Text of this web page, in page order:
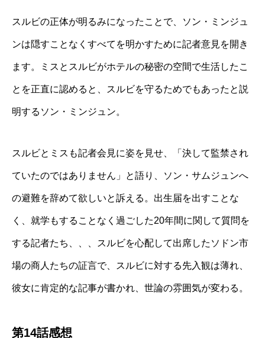
スルビの正体が明るみになったことで、ソン・ミンジュ
ンは隠すことなくすべてを明かすために記者意見を開き
ます。ミスとスルビがホテルの秘密の空間で生活したこ
とを正直に認めると、スルビを守るためでもあったと説
明するソン・ミンジュン。
スルビとミスも記者会見に姿を見せ、「決して監禁され
ていたのではありません」と語り、ソン・サムジュンへ
の避難を辞めて欲しいと訴える。出生届を出すことな
く、就学もすることなく過ごした20年間に関して質問を
する記者たち、、、スルビを心配して出席したソドン市
場の商人たちの証言で、スルビに対する先入観は薄れ、
彼女に肯定的な記事が書かれ、世論の雰囲気が変わる。
第14話感想